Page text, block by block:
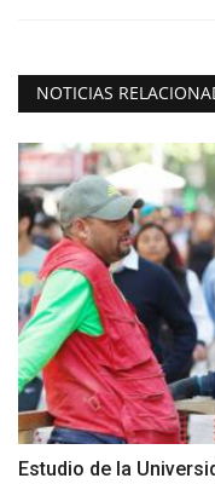
NOTICIAS
Estudio de la